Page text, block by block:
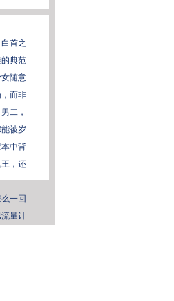
首之
的典范
随意
，而非
二，
被岁
中背
王，还
一回
量计